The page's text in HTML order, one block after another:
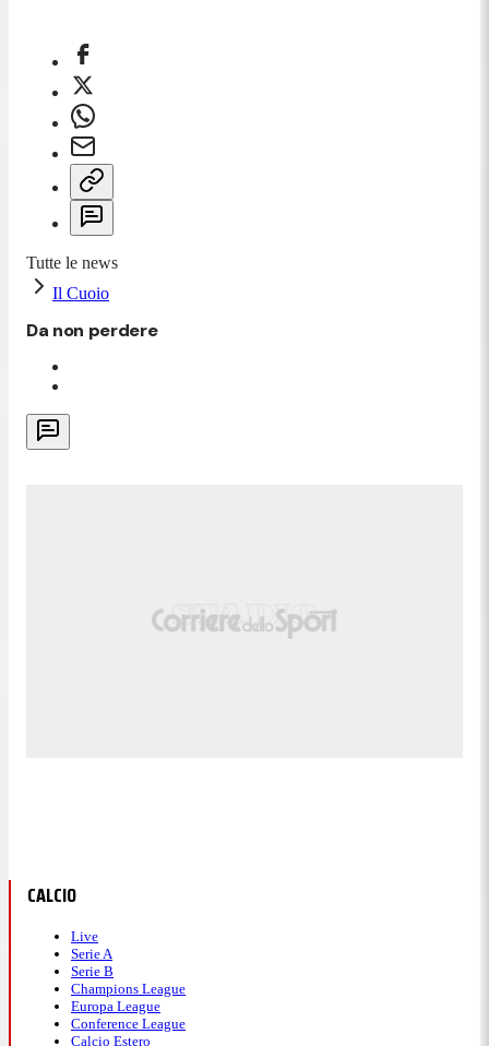
Tutte le news
Il Cuoio
Da non perdere
CALCIO
Live
Serie A
Serie B
Champions League
Europa League
Conference League
Calcio Estero